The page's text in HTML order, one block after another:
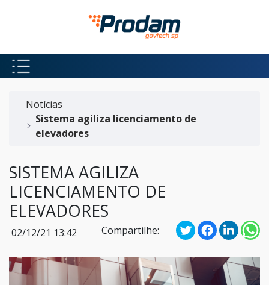
Pular para o Conteúdo principal
Notícias
Sistema agiliza licenciamento de
elevadores
SISTEMA AGILIZA
LICENCIAMENTO DE
ELEVADORES
02/12/21 13:42 Compartilhe: